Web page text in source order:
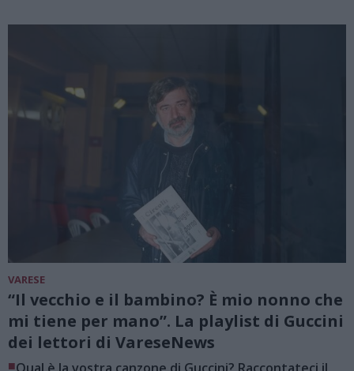
VARESE
“Il vecchio e il bambino? È mio nonno che
mi tiene per mano”. La playlist di Guccini
dei lettori di VareseNews
■